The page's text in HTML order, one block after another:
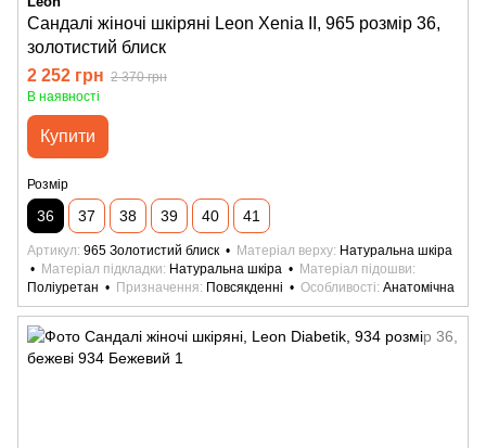
Сандалі жіночі шкіряні Leon Xenia II, 965 розмір 36,
золотистий блиск
2 252 грн 2 370 грн
В наявності
Купити
Розмір
36 37 38 39 40 41
Артикул 965 Золотистий блиск Матеріал верху Натуральна шкіра
Матеріал підкладки
Натуральна шкіра
Матеріал підошви
Поліуретан
Призначення Повсякденні Особливості Анатомічна